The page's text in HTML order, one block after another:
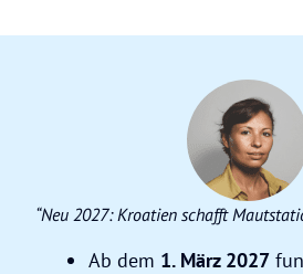
“Neu 2027: Kroatien schafft
Ab dem 1. März 2027